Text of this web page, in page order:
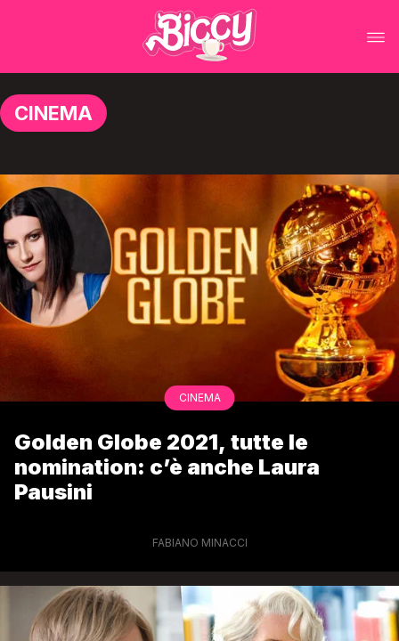
CINEMA
CINEMA
Golden Globe 2021, tutte le
nomination: c’è anche Laura
Pausini
FABIANO MINACCI